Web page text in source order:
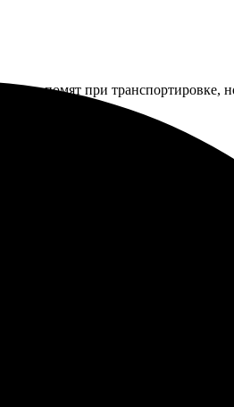
помят при транспортировке,
почти столько же времени. В